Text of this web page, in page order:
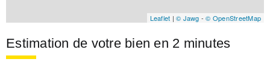
Leaflet | © Jawg -© OpenStreetMap
Estimation de votre bien en 2 minutes